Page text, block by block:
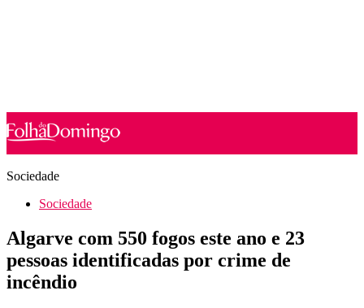
Sociedade
Sociedade
Algarve com 550 fogos este ano e 23
pessoas identificadas por crime de
incêndio